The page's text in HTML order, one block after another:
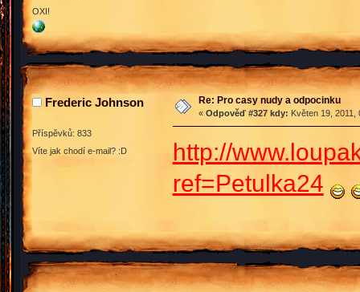
OXI!
Frederic Johnson
Příspěvků: 833
Víte jak chodí e-mail? :D
Re: Pro casy nudy a odpocinku
« Odpověď #327 kdy: Květen 19, 2011,
http://
ref=Petulka24